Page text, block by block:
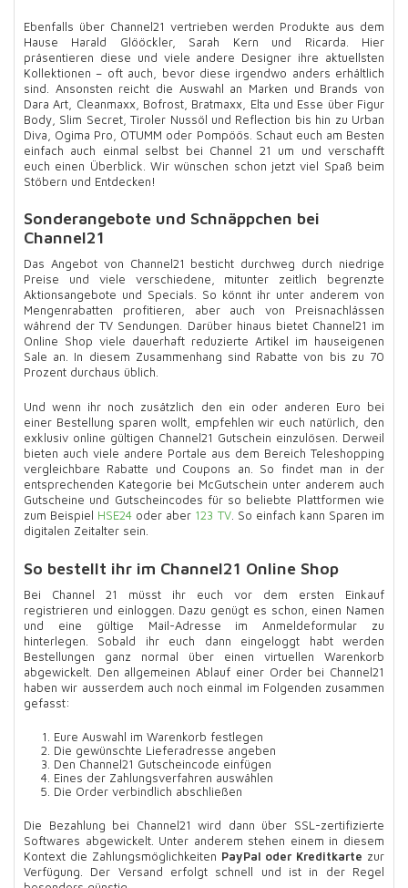
Ebenfalls über Channel21 vertrieben werden Produkte aus dem
Hause Harald Glööckler, Sarah Kern und Ricarda. Hier
präsentieren diese und viele andere Designer ihre aktuellsten
Kollektionen – oft auch, bevor diese irgendwo anders erhältlich
sind. Ansonsten reicht die Auswahl an Marken und Brands von
Dara Art, Cleanmaxx, Bofrost, Bratmaxx, Elta und Esse über Figur
Body, Slim Secret, Tiroler Nussöl und Reflection bis hin zu Urban
Diva, Ogima Pro, OTUMM oder Pompöös. Schaut euch am Besten
einfach auch einmal selbst bei Channel 21 um und verschafft
euch einen Überblick. Wir wünschen schon jetzt viel Spaß beim
Stöbern und Entdecken!
Sonderangebote und Schnäppchen bei
Channel21
Das Angebot von Channel21 besticht durchweg durch niedrige
Preise und viele verschiedene, mitunter zeitlich begrenzte
Aktionsangebote und Specials. So könnt ihr unter anderem von
Mengenrabatten profitieren, aber auch von Preisnachlässen
während der TV Sendungen. Darüber hinaus bietet Channel21 im
Online Shop viele dauerhaft reduzierte Artikel im hauseigenen
Sale an. In diesem Zusammenhang sind Rabatte von bis zu 70
Prozent durchaus üblich.
Und wenn ihr noch zusätzlich den ein oder anderen Euro bei
einer Bestellung sparen wollt, empfehlen wir euch natürlich, den
exklusiv online gültigen Channel21 Gutschein einzulösen. Derweil
bieten auch viele andere Portale aus dem Bereich Teleshopping
vergleichbare Rabatte und Coupons an. So findet man in der
entsprechenden Kategorie bei McGutschein unter anderem auch
Gutscheine und Gutscheincodes für so beliebte Plattformen wie
zum Beispiel HSE24 oder aber 123 TV. So einfach kann Sparen im
digitalen Zeitalter sein.
So bestellt ihr im Channel21 Online Shop
Bei Channel 21 müsst ihr euch vor dem ersten Einkauf
registrieren und einloggen. Dazu genügt es schon, einen Namen
und eine gültige Mail-Adresse im Anmeldeformular zu
hinterlegen. Sobald ihr euch dann eingeloggt habt werden
Bestellungen ganz normal über einen virtuellen Warenkorb
abgewickelt. Den allgemeinen Ablauf einer Order bei Channel21
haben wir ausserdem auch noch einmal im Folgenden zusammen
gefasst:
Eure Auswahl im Warenkorb festlegen
Die gewünschte Lieferadresse angeben
Den Channel21 Gutscheincode einfügen
Eines der Zahlungsverfahren auswählen
Die Order verbindlich abschließen
Die Bezahlung bei Channel21 wird dann über SSL-zertifizierte
Softwares abgewickelt. Unter anderem stehen einem in diesem
Kontext die Zahlungsmöglichkeiten PayPal oder Kreditkarte zur
Verfügung. Der Versand erfolgt schnell und ist in der Regel